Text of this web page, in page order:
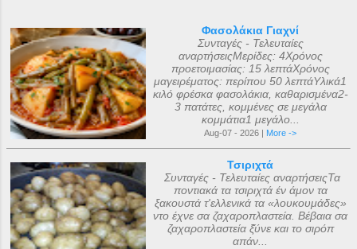
Φασολάκια Γιαχνί
Συνταγές - Τελευταίες
αναρτήσειςΜερίδες: 4Χρόνος
προετοιμασίας: 15 λεπτάΧρόνος
μαγειρέματος: περίπου 50 λεπτάΥλικά1
κιλό φρέσκα φασολάκια, καθαρισμένα2-
3 πατάτες, κομμένες σε μεγάλα
κομμάτια1 μεγάλο...
Aug-07 - 2026 | More ->
Τσιριχτά
Συνταγές - Τελευταίες αναρτήσειςΤα
ποντιακά τα τσιριχτά έν άμον τα
ξακουστά τ'ελλενικά τα «λουκουμάδες»
ντο έχνε σα ζαχαροπλαστεία. Βέβαια σα
ζαχαροπλαστεία ξ̌ύνε και το σιρόπ
απάν...